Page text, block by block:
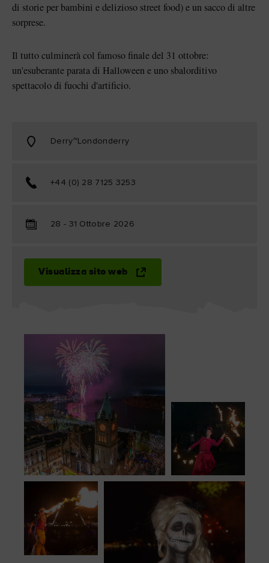
piace"
di storie per bambini e delizioso street food) e un sacco di altre
sorprese.
Il tutto culminerà col famoso finale del 31 ottobre:
un'esuberante parata di Halloween e uno sbalorditivo
spettacolo di fuochi d'artificio.
Derry~Londonderry
+44 (0) 28 7125 3253
28 - 31 Ottobre 2026
Visualizza sito web